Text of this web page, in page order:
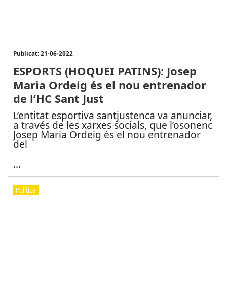
Publicat: 21-06-2022
ESPORTS (HOQUEI PATINS): Josep
Maria Ordeig és el nou entrenador
de l’HC Sant Just
L’entitat esportiva santjustenca va anunciar,
a través de les xarxes socials, que l’osonenc
Josep Maria Ordeig és el nou entrenador
del
...
Política